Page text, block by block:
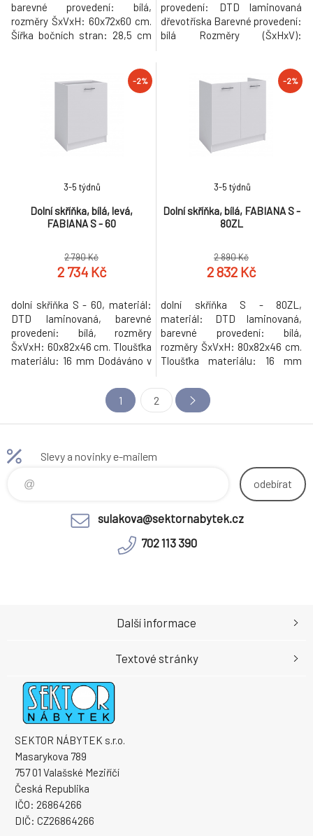
barevné provedení: bílá,
rozměry ŠxVxH: 60x72x60 cm.
Šířka bočních stran: 28,5 cm
zakoupení pracovní desky
Fabiana Metalic brown šedá s
Možnost dokoupení
univerzálního L / P
provedení: DTD laminovaná
dřevotříska Barevné provedení:
bílá Rozměry (ŠxHxV):
desky. Dodávané v demontu.
Možnost zakoupení pracovní
60 cm a cenou za bm 1.450 Kč.
Možnost dokoupení u
-2%
Dolní skříňka, bílá, levá,
FABIANA S - 60
3-5 týdnů
2 790 Kč
2 734 Kč
dolní skříňka S - 60, materiál:
DTD laminovaná, barevné
provedení: bílá, rozměry
ŠxVxH: 60x82x46 cm. Tloušťka
materiálu: 16 mm Dodáváno v
pracovní desky Fabiana
Metalic brown šedá s tloušťkou
2,8 cm, šířkou 60 cm a cenou
dřezu LAY ON. Hmotnost:
-2%
Dolní skříňka, bílá, FABIANA S -
80ZL
3-5 týdnů
2 890 Kč
2 832 Kč
dolní skříňka S - 80ZL,
materiál: DTD laminovaná,
barevné provedení: bílá,
rozměry ŠxVxH: 80x82x46 cm.
Tloušťka materiálu: 16 mm
zakoupení pracovní desky
Fabiana Metalic brown šedá s
tloušťkou 2,8 cm, šířkou 60 cm
ON. Hmotnost: 25kg
1 2
Slevy a novinky e-mailem
odebírat
sulakova@sektornabytek.cz
702 113 390
SEKTOR NÁBYTEK s.r.o.
Masarykova 789
757 01 Valašské Meziříčí
Česká Republika
IČO: 26864266
DIČ: CZ26864266
Další informace
Textové stránky